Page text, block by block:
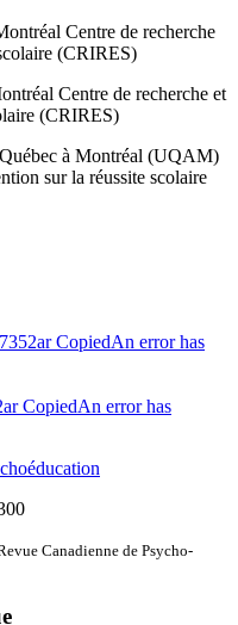
Centre de recherche
(CRIRES)
Centre de recherche et
(CRIRES)
à Montréal (UQAM)
sur la réussite scolaire
CopiedAn error has
CopiedAn error has
Canadienne de Psycho-